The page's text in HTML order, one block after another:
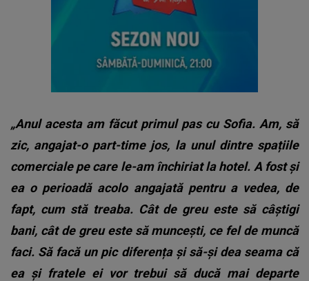
„Anul acesta am făcut primul pas cu Sofia. Am, să
zic, angajat-o part-time jos, la unul dintre spațiile
comerciale pe care le-am închiriat la hotel. A fost și
ea o perioadă acolo angajată pentru a vedea, de
fapt, cum stă treaba. Cât de greu este să câștigi
bani, cât de greu este să muncești, ce fel de muncă
faci. Să facă un pic diferența și să-și dea seama că
ea și fratele ei vor trebui să ducă mai departe